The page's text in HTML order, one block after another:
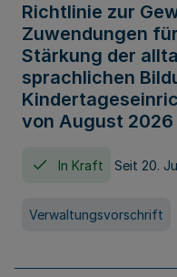
Richtlinie zur
Zuwendungen
Stärkung der
sprachlichen
von August
In Kraft Seit 20.
Verwaltungsvorschrift